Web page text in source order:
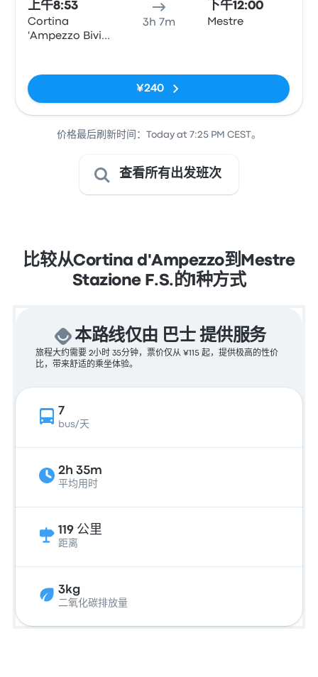
上午8:53
Cortina
'Ampezzo Bivio
3h 7m
下午12:00
Mestre
¥240
价格最后刷新时间：Today at 7:25 PM CEST。
查看所有出发班次
比较从Cortina d'Ampezzo到Mestre
Stazione F.S.的1种方式
本路线仅由 巴士 提供服务
旅程大约需要 2小时 35分钟，票价仅从 ¥115 起，提供极高的性价
比，带来舒适的乘坐体验。
7
bus/天
2h 35m
平均用时
119 公里
距离
3kg
二氧化碳排放量